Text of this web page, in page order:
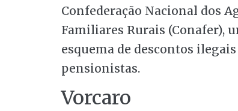
Confederação Nacional dos
Familiares Rurais (Conafer),
esquema de descontos
pensionistas.
Vorcaro